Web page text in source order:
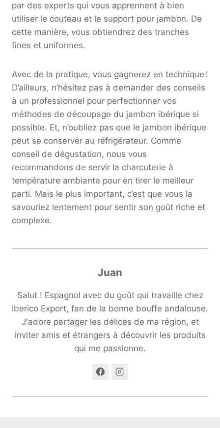
par des experts qui vous apprennent à bien
utiliser le couteau et le support pour jambon. De
cette manière, vous obtiendrez des tranches
fines et uniformes.
Avec de la pratique, vous gagnerez en technique !
D’ailleurs, n’hésitez pas à demander des conseils
à un professionnel pour perfectionner vos
méthodes de découpage du jambon ibérique si
possible. Et, n’oubliez pas que le jambon ibérique
peut se conserver au réfrigérateur. Comme
conseil de dégustation, nous vous
recommandons de servir la charcuterie à
température ambiante pour en tirer le meilleur
parti. Mais le plus important, c’est que vous la
savouriez lentement pour sentir son goût riche et
complexe.
Juan
Salut ! Espagnol avec du goût qui travaille chez
Iberico Export, fan de la bonne bouffe andalouse.
J'adore partager les délices de ma région, et
inviter amis et étrangers à découvrir les produits
qui me passionne.